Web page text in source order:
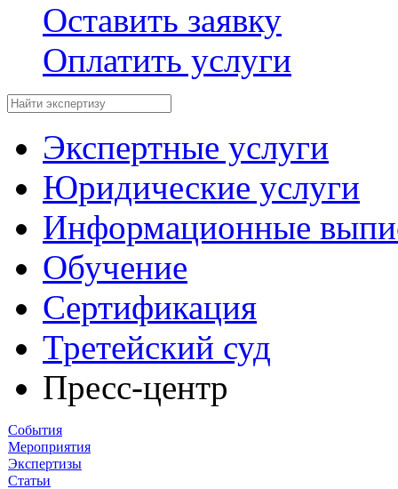
Оставить заявку
Оплатить услуги
Экспертные услуги
Юридические услуги
Информационные
Обучение
Сертификация
Третейский суд
Пресс-центр
События
Мероприятия
Экспертизы
Статьи